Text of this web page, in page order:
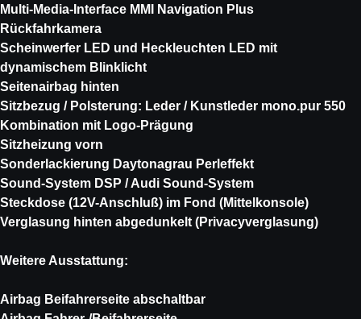
Multi-Media-Interface MMI Navigation Plus
Rückfahrkamera
Scheinwerfer LED und Heckleuchten LED mit
dynamischem Blinklicht
Seitenairbag hinten
Sitzbezug / Polsterung: Leder / Kunstleder mono.pur 550
Kombination mit Logo-Prägung
Sitzheizung vorn
Sonderlackierung Daytonagrau Perleffekt
Sound-System DSP / Audi Sound-System
Steckdose (12V-Anschluß) im Fond (Mittelkonsole)
Verglasung hinten abgedunkelt (Privacyverglasung)
Weitere Ausstattung:
Airbag Beifahrerseite abschaltbar